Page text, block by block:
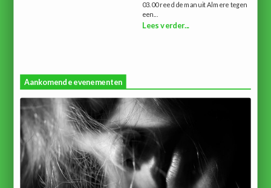
03.00 reed de man uit Almere tegen
een...
Lees verder...
Aankomende evenementen